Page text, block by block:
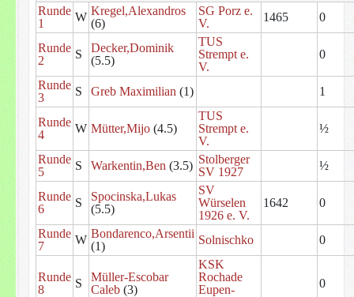
Runde
1
W Kregel,Alexandros
(6)
SG Porz e.
V.
1465 0
Runde
2
S
Decker,Dominik
(5.5)
TUS
Strempt e.
V.
0
Runde
3
S Greb Maximilian (1) 1
Runde
4
W Mütter,Mijo(4.5)
TUS
Strempt e.
V.
½
Runde
5
S Warkentin,Ben (3.5) Stolberger
SV 1927
½
Runde
6
S
Spocinska,Lukas
(5.5)
SV
Würselen
1926 e. V.
1642 0
Runde
7
W Bondarenco,Arsentii
(1)
Solnischko 0
Runde
8
S
Müller-Escobar
Caleb(3)
KSK
Rochade
Eupen-
0